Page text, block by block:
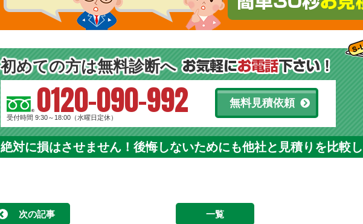
初めての方は無料診断へ
0120-090-992
受付時間 9:30～18:00（水曜日定休）
無料見積依頼
絶対に損はさせません！後悔しないためにも他社と見積りを比較し
次の記事 一覧